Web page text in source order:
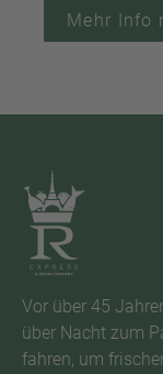
Mehr Info
Vor über 45
über Nacht zum
fahren, um